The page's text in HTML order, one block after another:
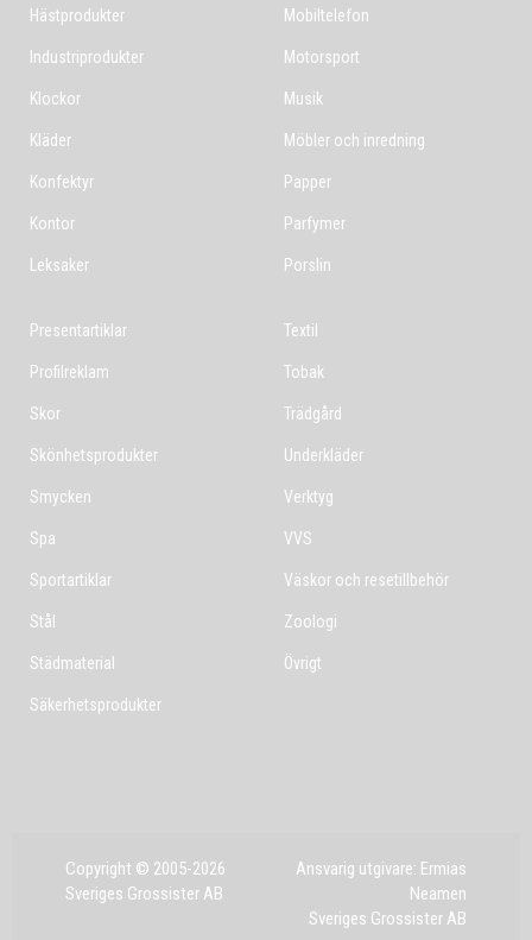
Hästprodukter
Industriprodukter
Klockor
Kläder
Konfektyr
Kontor
Leksaker
Mobiltelefon
Motorsport
Musik
Möbler och inredning
Papper
Parfymer
Porslin
Presentartiklar
Profilreklam
Skor
Skönhetsprodukter
Smycken
Spa
Sportartiklar
Stål
Städmaterial
Säkerhetsprodukter
Textil
Tobak
Trädgård
Underkläder
Verktyg
VVS
Väskor och resetillbehör
Zoologi
Övrigt
Copyright © 2005-2026
Sveriges Grossister AB
Ansvarig utgivare: Ermias
Neamen
Sveriges Grossister AB